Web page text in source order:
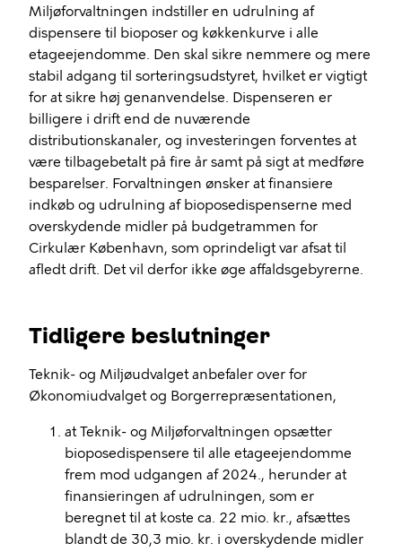
Miljøforvaltningen indstiller en udrulning af
dispensere til bioposer og køkkenkurve i alle
etageejendomme. Den skal sikre nemmere og mere
stabil adgang til sorteringsudstyret, hvilket er vigtigt
for at sikre høj genanvendelse. Dispenseren er
billigere i drift end de nuværende
distributionskanaler, og investeringen forventes at
være tilbagebetalt på fire år samt på sigt at medføre
besparelser. Forvaltningen ønsker at finansiere
indkøb og udrulning af bioposedispenserne med
overskydende midler på budgetrammen for
Cirkulær København, som oprindeligt var afsat til
afledt drift. Det vil derfor ikke øge affaldsgebyrerne.
Tidligere beslutninger
Teknik- og Miljøudvalget anbefaler over for
Økonomiudvalget og Borgerrepræsentationen,
at Teknik- og Miljøforvaltningen opsætter
bioposedispensere til alle etageejendomme
frem mod udgangen af 2024., herunder at
finansieringen af udrulningen, som er
beregnet til at koste ca. 22 mio. kr., afsættes
blandt de 30,3 mio. kr. i overskydende midler